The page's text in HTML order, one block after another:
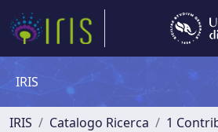
IRIS
IRIS Catalogo Ricerca
1